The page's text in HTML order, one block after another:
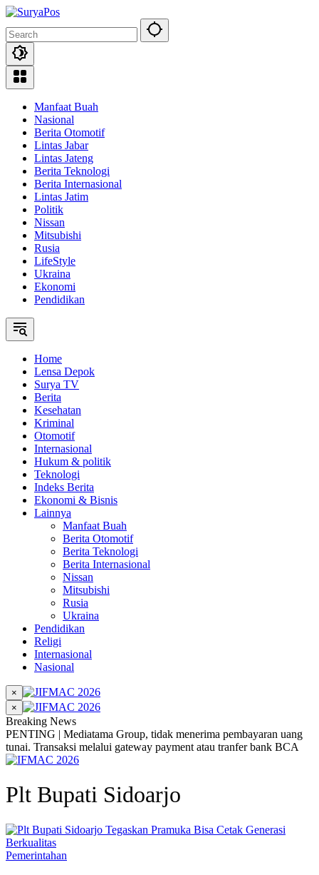
Skip
content
Manfaat Buah
Nasional
Berita Otomotif
Lintas Jabar
Lintas Jateng
Berita Teknologi
Berita Internasional
Lintas Jatim
Politik
Nissan
Mitsubishi
Rusia
LifeStyle
Ukraina
Ekonomi
Pendidikan
Home
Lensa Depok
Surya TV
Berita
Kesehatan
Kriminal
Otomotif
Internasional
Hukum & politik
Teknologi
Indeks Berita
Ekonomi & Bisnis
Lainnya
Manfaat Buah
Berita Otomotif
Berita Teknologi
Berita Internasional
Nissan
Mitsubishi
Rusia
Ukraina
Pendidikan
Religi
Internasional
Nasional
×
×
Breaking News
PENTING | Mediatama Group, tidak menerima pembayaran uang
tunai. Transaksi melalui gateway payment atau tranfer bank BCA
Plt Bupati Sidoarjo
Pemerintahan